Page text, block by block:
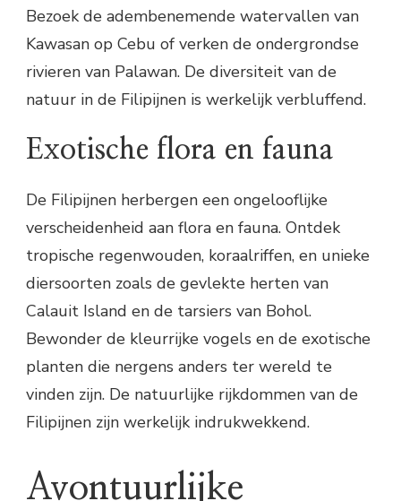
Bezoek de adembenemende watervallen van
Kawasan op Cebu of verken de ondergrondse
rivieren van Palawan. De diversiteit van de
natuur in de Filipijnen is werkelijk verbluffend.
Exotische flora en fauna
De Filipijnen herbergen een ongelooflijke
verscheidenheid aan flora en fauna. Ontdek
tropische regenwouden, koraalriffen, en unieke
diersoorten zoals de gevlekte herten van
Calauit Island en de tarsiers van Bohol.
Bewonder de kleurrijke vogels en de exotische
planten die nergens anders ter wereld te
vinden zijn. De natuurlijke rijkdommen van de
Filipijnen zijn werkelijk indrukwekkend.
Avontuurlijke